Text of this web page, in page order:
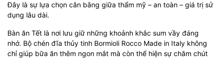
Đây là sự lựa chọn cân bằng giữa thẩm mỹ – an toàn – giá trị sử
dụng lâu dài.
Bàn ăn Tết là nơi lưu giữ những khoảnh khắc sum vầy đáng
nhớ. Bộ chén đĩa thủy tinh Bormioli Rocco Made in Italy không
chỉ giúp bữa ăn thêm ngon mắt mà còn thể hiện sự chăm chút